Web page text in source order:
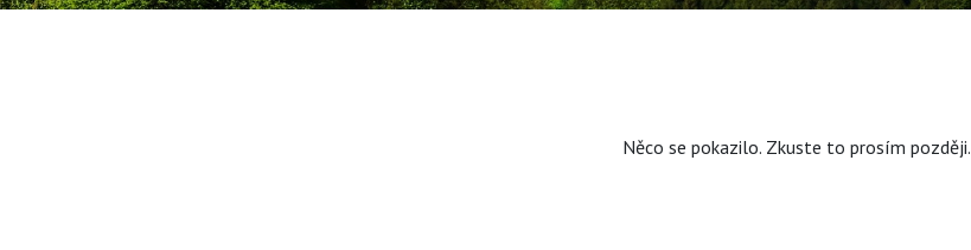
Něco se pokazilo. Zkuste to prosím později.